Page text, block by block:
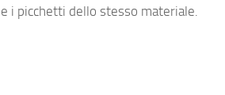
i picchetti dello stesso materiale.